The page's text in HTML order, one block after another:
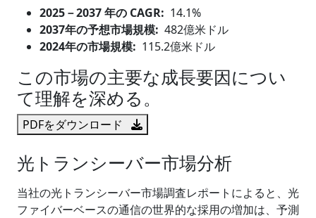
2025－2037 年の CAGR: 14.1%
2037年の予想市場規模: 482億米ドル
2024年の市場規模: 115.2億米ドル
この市場の主要な成長要因につい
て理解を深める。
PDFをダウンロード
光トランシーバー市場分析
当社の光トランシーバー市場調査レポートによると、光
ファイバーベースの通信の世界的な採用の増加は、予測